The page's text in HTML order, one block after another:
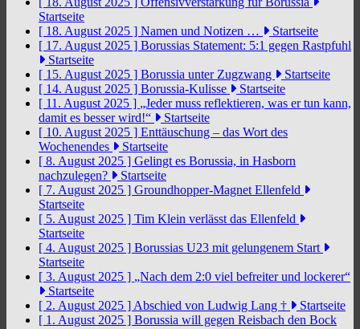
Startseite
[ 18. August 2025 ] Namen und Notizen …
Startseite
[ 17. August 2025 ] Borussias Statement: 5:1 gegen Rastpfuhl
Startseite
[ 15. August 2025 ] Borussia unter Zugzwang
Startseite
[ 14. August 2025 ] Borussia-Kulisse
Startseite
[ 11. August 2025 ] „Jeder muss reflektieren, was er tun kann,
damit es besser wird!“
Startseite
[ 10. August 2025 ] Enttäuschung – das Wort des
Wochenendes
Startseite
[ 8. August 2025 ] Gelingt es Borussia, in Hasborn
nachzulegen?
Startseite
[ 7. August 2025 ] Groundhopper-Magnet Ellenfeld
Startseite
[ 5. August 2025 ] Tim Klein verlässt das Ellenfeld
Startseite
[ 4. August 2025 ] Borussias U23 mit gelungenem Start
Startseite
[ 3. August 2025 ] „Nach dem 2:0 viel befreiter und lockerer“
Startseite
[ 2. August 2025 ] Abschied von Ludwig Lang †
Startseite
[ 1. August 2025 ] Borussia will gegen Reisbach den Bock